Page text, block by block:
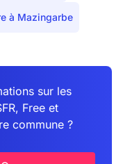
à Mazingarbe
sur les
Free et
commune ?